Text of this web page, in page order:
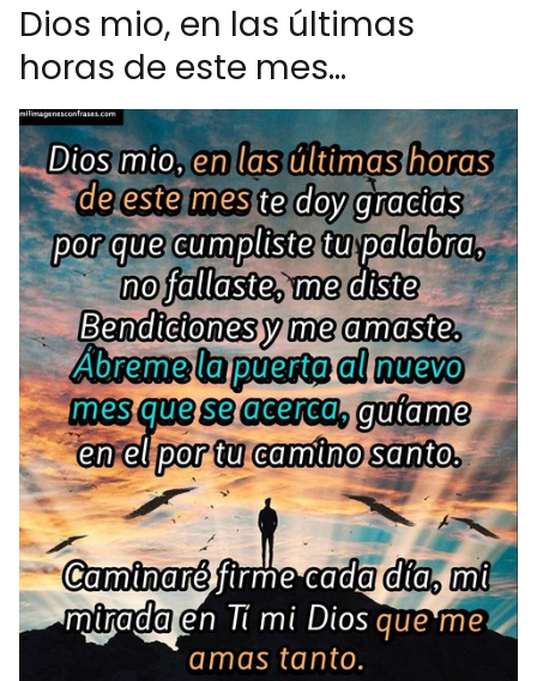
Dios mio, en las últimas
horas de este mes...